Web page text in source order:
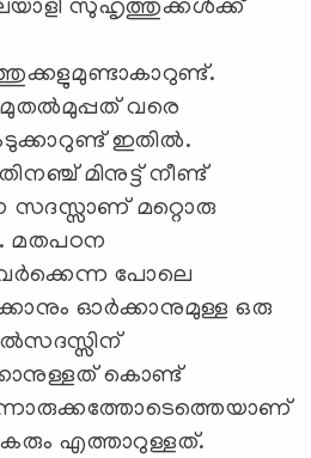
സുഹൃത്തുക്കള്‍ക്ക്
വരെ
ഇതില്‍.
മിനുട്ട് നീണ്ട്
സദസ്സാണ് മറ്റൊരു
മതപഠന
പോലെ
ഓര്‍ക്കാനുമുള്ള ഒരു
കൊണ്ട്
എത്താറുള്ളത്.